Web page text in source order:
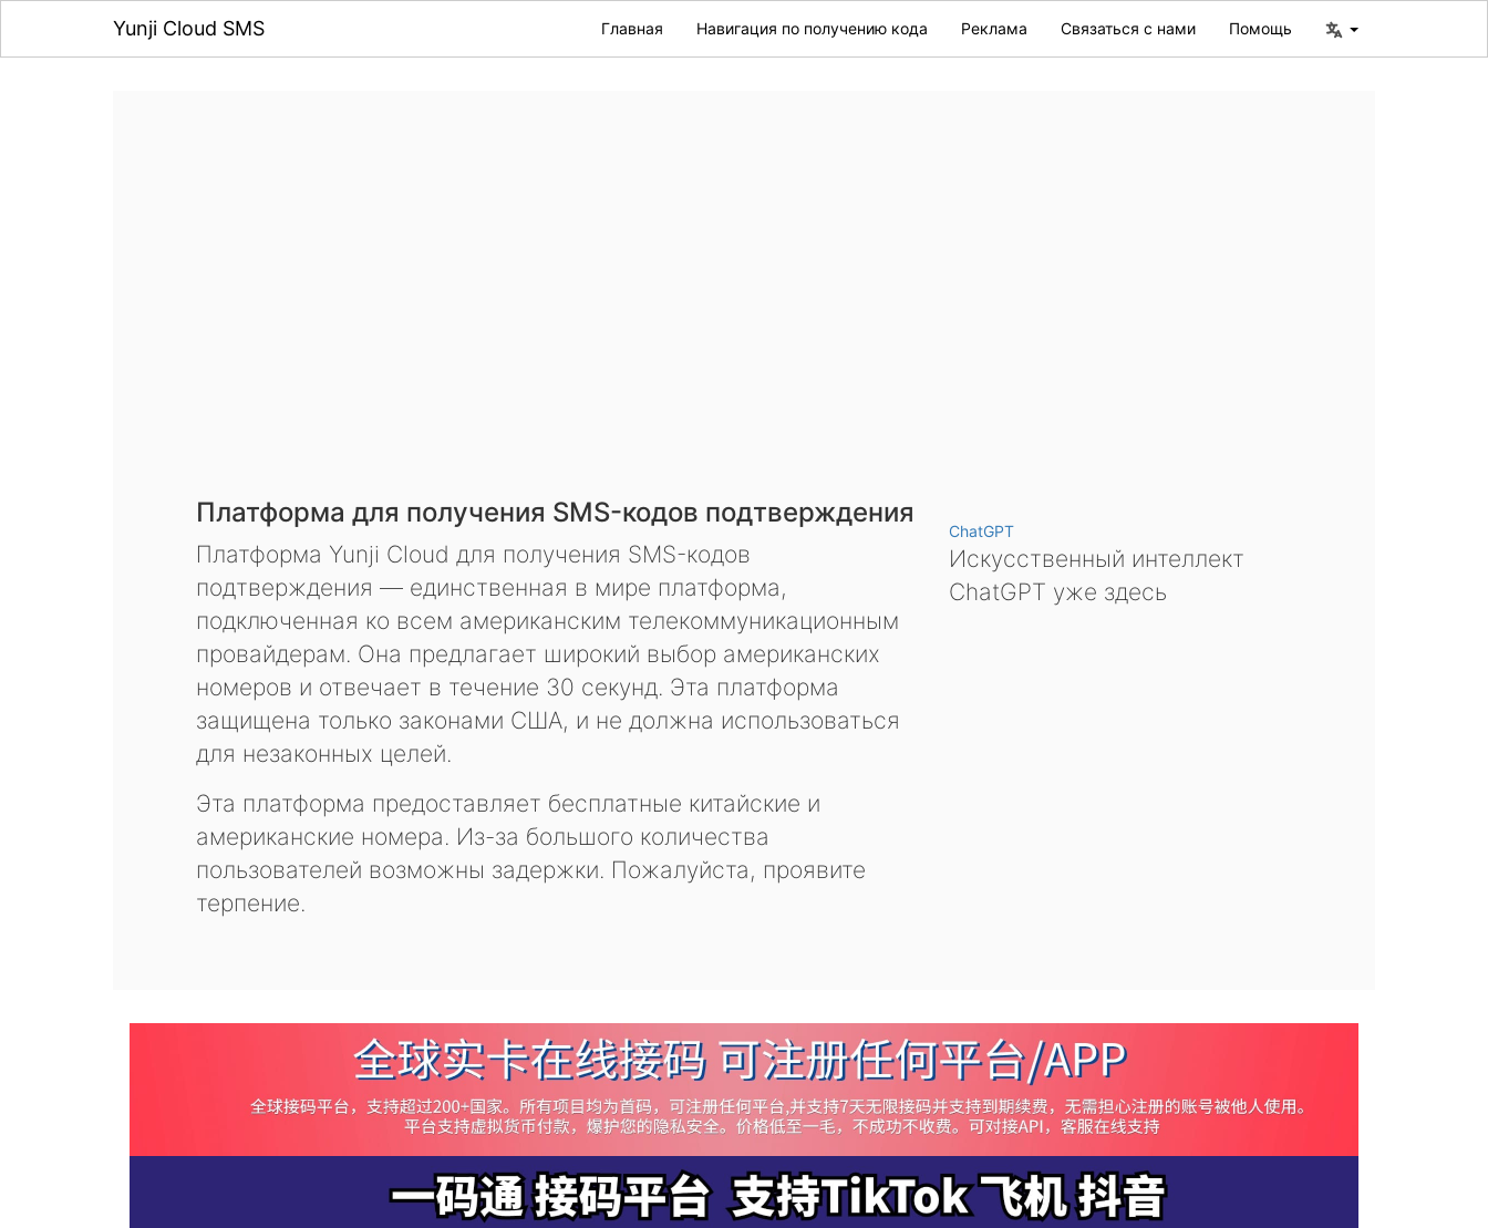
Yunji Cloud SMS Главная Навигация по получению кода Реклама Связаться с нами Помощь
Платформа для получения SMS-кодов подтверждения
Платформа Yunji Cloud для получения SMS-кодов
подтверждения — единственная в мире платформа,
подключенная ко всем американским телекоммуникационным
провайдерам. Она предлагает широкий выбор американских
номеров и отвечает в течение 30 секунд. Эта платформа
защищена только законами США, и не должна использоваться
для незаконных целей.
Эта платформа предоставляет бесплатные китайские и
американские номера. Из-за большого количества
пользователей возможны задержки. Пожалуйста, проявите
терпение.
ChatGPT
Искусственный интеллект
ChatGPT уже здесь